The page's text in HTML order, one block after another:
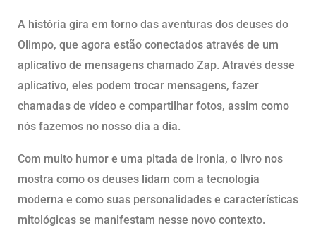
A história gira em torno das aventuras dos deuses do
Olimpo, que agora estão conectados através de um
aplicativo de mensagens chamado Zap. Através desse
aplicativo, eles podem trocar mensagens, fazer
chamadas de vídeo e compartilhar fotos, assim como
nós fazemos no nosso dia a dia.
Com muito humor e uma pitada de ironia, o livro nos
mostra como os deuses lidam com a tecnologia
moderna e como suas personalidades e características
mitológicas se manifestam nesse novo contexto.